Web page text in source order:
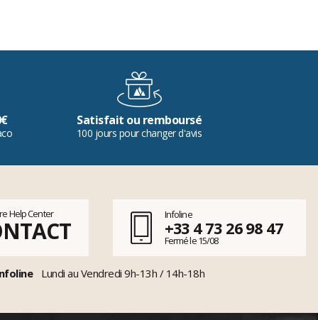
Satisfait ou remboursé
100 jours pour changer d'avis
Help Center Infoline
+33 4 73 26 98 47
Fermé le 15/08
Lundi au Vendredi 9h-13h / 14h-18h